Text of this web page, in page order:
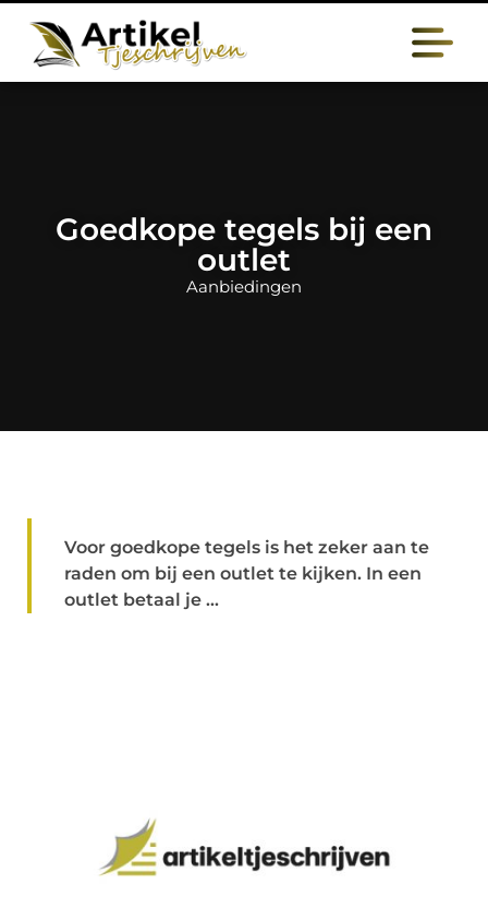
Goedkope tegels bij een
outlet
Aanbiedingen
Voor goedkope tegels is het zeker aan te
raden om bij een outlet te kijken. In een
outlet betaal je ...